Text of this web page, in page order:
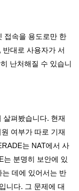
접속을 용도로만 한
대로 사용자가 서
난처해질 수 있습니
펴봤습니다. 현재
여부가 따로 기재
는 NAT에서 사
는 분명히 보안에 있
데에 있어서는 반
니다. 그 문제에 대